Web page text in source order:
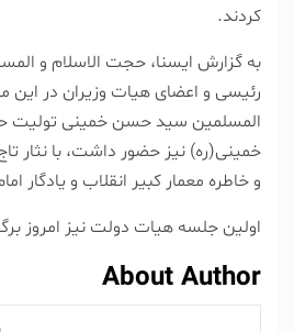
کردند.
به گزارش ایسنا، حجت الاسلام و
رئیسی و اعضای هیات وزیران در این
المسلمین سید حسن خمینی تولیت
خمینی(ره) نیز حضور داشت، با نثار
و خاطره معمار کبیر انقلاب و یادگار
اولین جلسه هیات دولت نیز امروز
About Author